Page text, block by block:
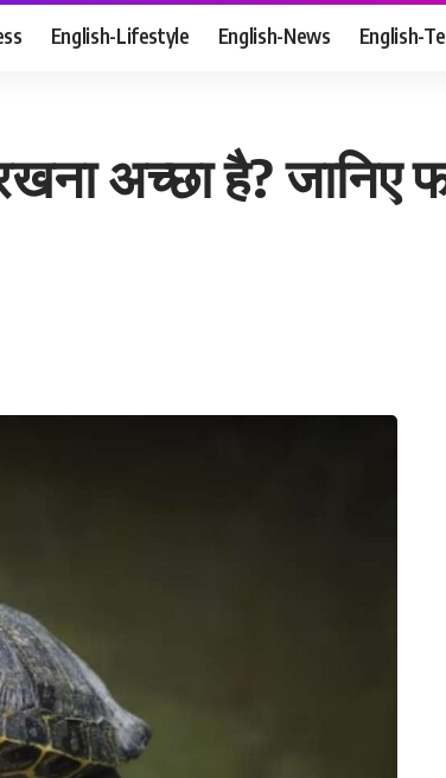
English-Lifestyle English-News English-
अच्छा है? जानिए